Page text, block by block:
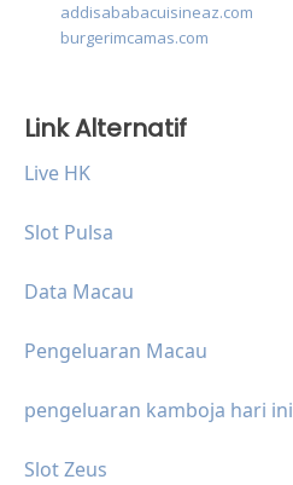
addisababacuisineaz.com
burgerimcamas.com
Link Alternatif
Live HK
Slot Pulsa
Data Macau
Pengeluaran Macau
pengeluaran kamboja hari ini
Slot Zeus